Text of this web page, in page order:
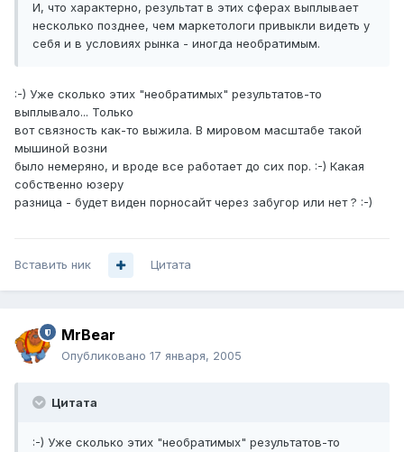
И, что характерно, результат в этих сферах выплывает
несколько позднее, чем маркетологи привыкли видеть у
себя и в условиях рынка - иногда необратимым.
:-) Уже сколько этих "необратимых" результатов-то
выплывало... Только
вот связность как-то выжила. В мировом масштабе такой
мышиной возни
было немеряно, и вроде все работает до сих пор. :-) Какая
собственно юзеру
разница - будет виден порносайт через забугор или нет ? :-)
Вставить ник Цитата
MrBear
Опубликовано 17 января, 2005
Цитата
:-) Уже сколько этих "необратимых" результатов-то